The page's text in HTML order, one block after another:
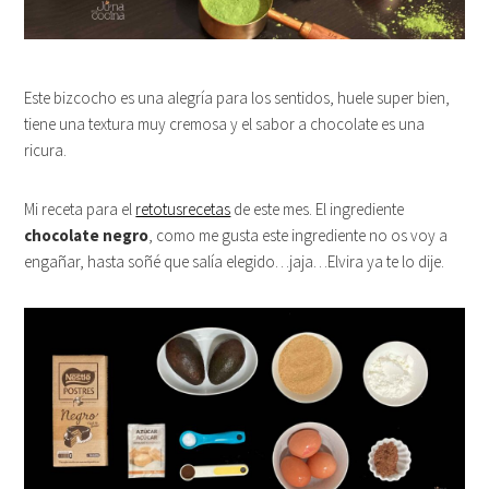
Este bizcocho es una alegría para los sentidos, huele super bien,
tiene una textura muy cremosa y el sabor a chocolate es una
ricura.
Mi receta para el retotusrecetas de este mes. El ingrediente
chocolate negro, como me gusta este ingrediente no os voy a
engañar, hasta soñé que salía elegido…jaja…Elvira ya te lo dije.